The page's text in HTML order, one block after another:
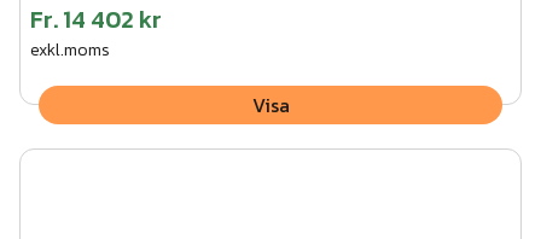
Fr.14 402 kr
exkl.moms
Visa